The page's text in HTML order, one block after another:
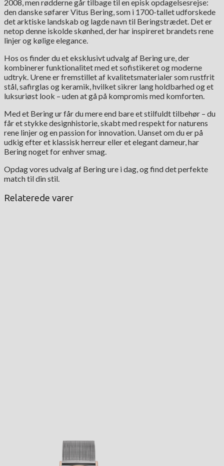
2008, men rødderne går tilbage til en episk opdagelsesrejse:
den danske søfarer Vitus Bering, som i 1700-tallet udforskede
det arktiske landskab og lagde navn til Beringstrædet. Det er
netop denne iskolde skønhed, der har inspireret brandets rene
linjer og kølige elegance.
Hos os finder du et eksklusivt udvalg af Bering ure, der
kombinerer funktionalitet med et sofistikeret og moderne
udtryk. Urene er fremstillet af kvalitetsmaterialer som rustfrit
stål, safirglas og keramik, hvilket sikrer lang holdbarhed og et
luksuriøst look – uden at gå på kompromis med komforten.
Med et Bering ur får du mere end bare et stilfuldt tilbehør – du
får et stykke designhistorie, skabt med respekt for naturens
rene linjer og en passion for innovation. Uanset om du er på
udkig efter et klassisk herreur eller et elegant dameur, har
Bering noget for enhver smag.
Opdag vores udvalg af Bering ure i dag, og find det perfekte
match til din stil.
Relaterede varer